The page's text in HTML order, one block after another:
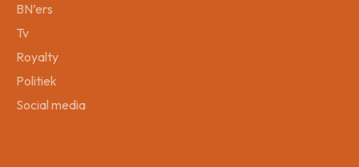
BN’ers
Tv
Royalty
Politiek
Social media